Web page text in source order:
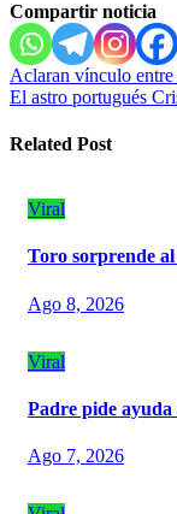
Compartir noticia
Navegación
de
entradas
Aclaran vínculo
El astro portugués
Related Post
Viral
Toro sorprende
Ago 8, 2026
Viral
Padre pide ayuda
Ago 7, 2026